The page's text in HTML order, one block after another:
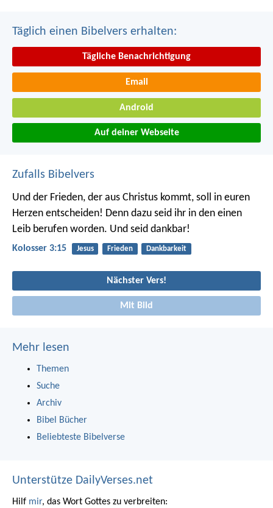
Täglich einen Bibelvers erhalten:
Tägliche Benachrichtigung
Email
Android
Auf deiner Webseite
Zufalls Bibelvers
Und der Frieden, der aus Christus kommt, soll in euren
Herzen entscheiden! Denn dazu seid ihr in den einen
Leib berufen worden. Und seid dankbar!
Kolosser 3:15 Jesus Frieden Dankbarkeit
Nächster Vers!
Mit Bild
Mehr lesen
Themen
Suche
Archiv
Bibel Bücher
Beliebteste Bibelverse
Unterstütze DailyVerses.net
Hilf mir, das Wort Gottes zu verbreiten: